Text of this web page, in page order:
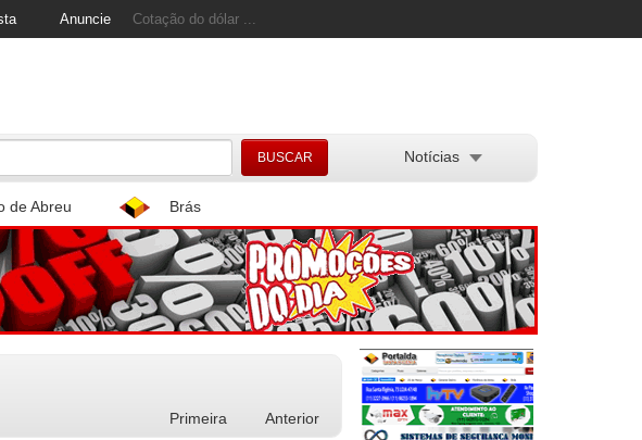
Anuncie Cotação do dólar ...
Notícias
de Abreu Brás
Primeira Anterior